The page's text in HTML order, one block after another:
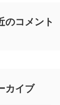
のコメント
カイブ